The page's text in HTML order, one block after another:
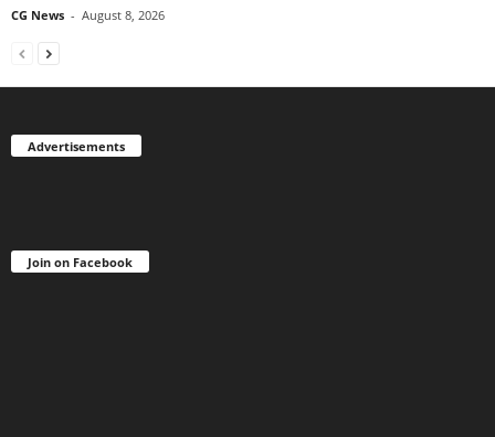
CG News - August 8, 2026
Advertisements
Join on Facebook